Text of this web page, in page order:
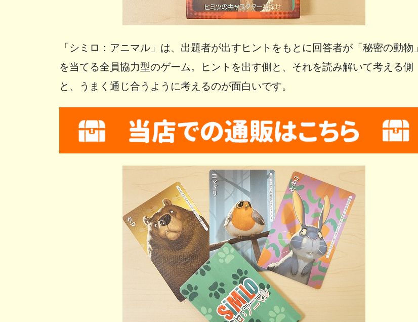
「シミロ：アニマル」は、出題者が出すヒントをもとに回答者が「秘密の動物」
を当てる全員協力型のゲーム。ヒントを出す側と、それを読み解いて考える側
と、うまく通じ合うように考えるのが面白いです。